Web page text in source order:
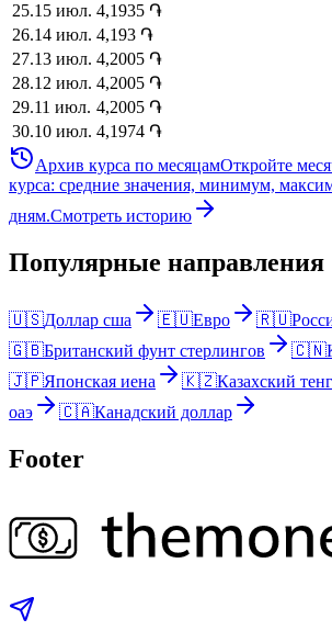
25.15 июл. 4,1935 ֏
26.14 июл. 4,193 ֏
27.13 июл. 4,2005 ֏
28.12 июл. 4,2005 ֏
29.11 июл. 4,2005 ֏
30.10 июл. 4,1974 ֏
Архив курса по месяцамОткройте
курса: средние значения, минимум,
дням.Смотреть историю
Популярные направления
🇺🇸Доллар сша 🇪🇺Евро 🇷🇺
🇬🇧Британский фунт стерлингов 🇨🇳
🇯🇵Японская иена 🇰🇿Казахский
оаэ
🇨🇦Канадский доллар
Footer